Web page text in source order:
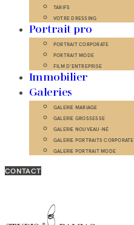
TARIFS
VOTRE DRESSING
Portrait pro
PORTRAIT CORPORATE
PORTRAIT MODE
FILM D’ENTREPRISE
Immobilier
Galeries
GALERIE MARIAGE
GALERIE GROSSESSE
GALERIE NOUVEAU-NÉ
GALERIE PORTRAITS CORPORATE
GALERIE PORTRAIT MODE
CONTACT